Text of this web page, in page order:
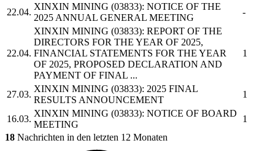
22.04.
XINXIN MINING (03833): NOTICE OF THE
2025 ANNUAL GENERAL MEETING
-
22.04.
XINXIN MINING (03833): REPORT OF THE
DIRECTORS FOR THE YEAR OF 2025,
FINANCIAL STATEMENTS FOR THE YEAR
OF 2025, PROPOSED DECLARATION AND
PAYMENT OF FINAL ...
1
27.03.
XINXIN MINING (03833): 2025 FINAL
RESULTS ANNOUNCEMENT
1
16.03.
XINXIN MINING (03833): NOTICE OF BOARD
MEETING
1
18 Nachrichten in den letzten 12 Monaten